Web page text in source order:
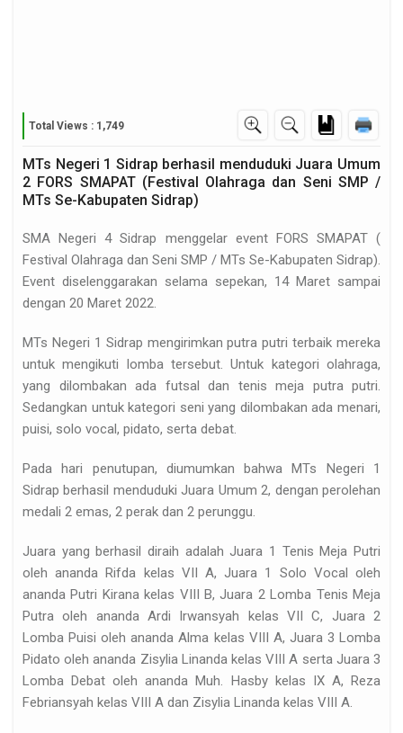
HUT-RI ke…
MTs. Negeri…
Sidenren Rappang
Total Views : 1,749
MTs Negeri 1 Sidrap berhasil menduduki Juara Umum
2 FORS SMAPAT (Festival Olahraga dan Seni SMP /
MTs Se-Kabupaten Sidrap)
SMA Negeri 4 Sidrap menggelar event FORS SMAPAT (
Festival Olahraga dan Seni SMP / MTs Se-Kabupaten Sidrap).
Event diselenggarakan selama sepekan, 14 Maret sampai
dengan 20 Maret 2022.
MTs Negeri 1 Sidrap mengirimkan putra putri terbaik mereka
untuk mengikuti lomba tersebut. Untuk kategori olahraga,
yang dilombakan ada futsal dan tenis meja putra putri.
Sedangkan untuk kategori seni yang dilombakan ada menari,
puisi, solo vocal, pidato, serta debat.
Pada hari penutupan, diumumkan bahwa MTs Negeri 1
Sidrap berhasil menduduki Juara Umum 2, dengan perolehan
medali 2 emas, 2 perak dan 2 perunggu.
Juara yang berhasil diraih adalah Juara 1 Tenis Meja Putri
oleh ananda Rifda kelas VII A, Juara 1 Solo Vocal oleh
ananda Putri Kirana kelas VIII B, Juara 2 Lomba Tenis Meja
Putra oleh ananda Ardi Irwansyah kelas VII C, Juara 2
Lomba Puisi oleh ananda Alma kelas VIII A, Juara 3 Lomba
Pidato oleh ananda Zisylia Linanda kelas VIII A serta Juara 3
Lomba Debat oleh ananda Muh. Hasby kelas IX A, Reza
Febriansyah kelas VIII A dan Zisylia Linanda kelas VIII A.